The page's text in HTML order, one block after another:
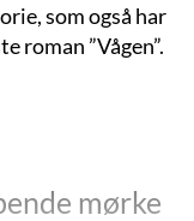
som også har
roman ”Vågen”.
mørke